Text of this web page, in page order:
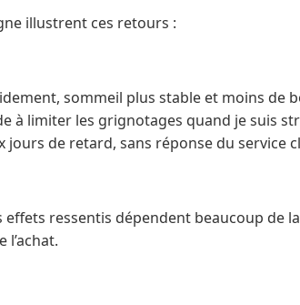
illustrent ces retours :
sommeil plus stable et moins de
à limiter les grignotages quand je suis
jours de retard, sans réponse du service
ressentis dépendent beaucoup de
l’achat.